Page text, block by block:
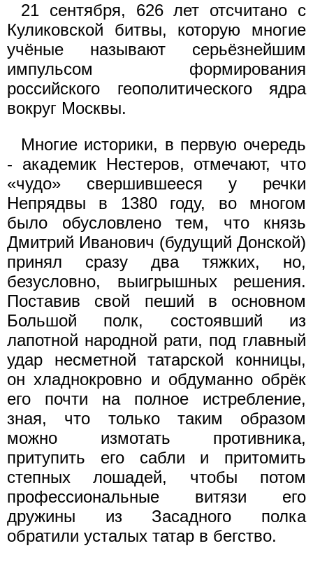
21 сентября, 626 лет отсчитано с
Куликовской битвы, которую многие
учёные называют серьёзнейшим
импульсом формирования
российского геополитического ядра
вокруг Москвы.
Многие историки, в первую очередь
- академик Нестеров, отмечают, что
«чудо» свершившееся у речки
Непрядвы в 1380 году, во многом
было обусловлено тем, что князь
Дмитрий Иванович (будущий Донской)
принял сразу два тяжких, но,
безусловно, выигрышных решения.
Поставив свой пеший в основном
Большой полк, состоявший из
лапотной народной рати, под главный
удар несметной татарской конницы,
он хладнокровно и обдуманно обрёк
его почти на полное истребление,
зная, что только таким образом
можно измотать противника,
притупить его сабли и притомить
степных лошадей, чтобы потом
профессиональные витязи его
дружины из Засадного полка
обратили усталых татар в бегство.